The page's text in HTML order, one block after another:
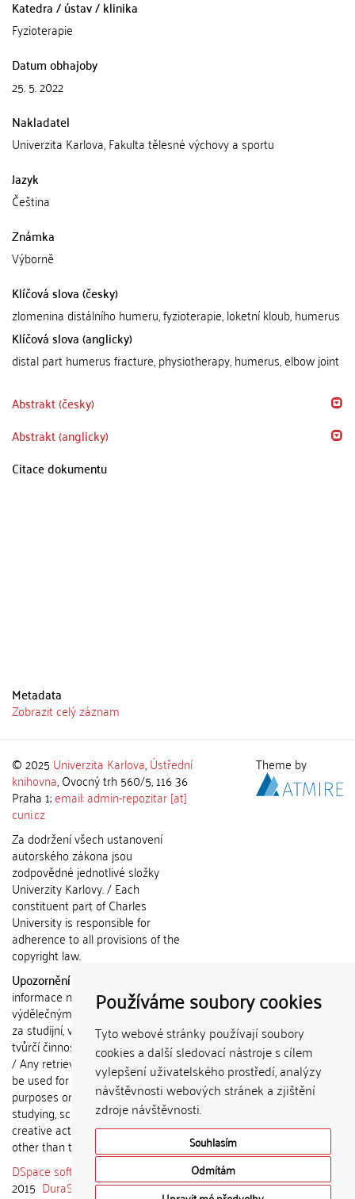
Používáme soubory cookies
Tyto webové stránky používají soubory
cookies a další sledovací nástroje s cílem
vylepšení uživatelského prostředí, analýzy
návštěvnosti webových stránek a zjištění
zdroje návštěvnosti.
Souhlasím
Odmítám
Katedra / ústav / klinika
Fyzioterapie
Datum obhajoby
25. 5. 2022
Nakladatel
Univerzita Karlova, Fakulta tělesné výchovy a sportu
Jazyk
Čeština
Známka
Výborně
Klíčová slova (česky)
zlomenina distálního humeru, fyzioterapie, loketní kloub, humerus
Klíčová slova (anglicky)
distal part humerus fracture, physiotherapy, humerus, elbow joint
Abstrakt (česky)
Abstrakt (anglicky)
Citace dokumentu
Metadata
Zobrazit celý záznam
© 2025 Univerzita Karlova,Ústřední
knihovna, Ovocný trh 560/5, 116 36
Praha 1;email: admin-repozitar [at]
cuni.cz
Za dodržení všech ustanovení
autorského zákona jsou
zodpovědné jednotlivé složky
Univerzity Karlovy. / Each
constituent part of Charles
University is responsible for
adherence to all provisions of the
copyright law.
Upozornění / Notice:
informace nemohou být použity k
výdělečným účelům nebo vydávány
za studijní, vědeckou nebo jinou
tvůrčí činnost jiné osoby než autora.
/ Any retrieved information shall not
be used for any commercial
purposes or claimed as results of
studying, scientific or any other
creative activities of any person
other than the author.
DSpace software
copyright © 2002-
2015 DuraSpace
Theme by